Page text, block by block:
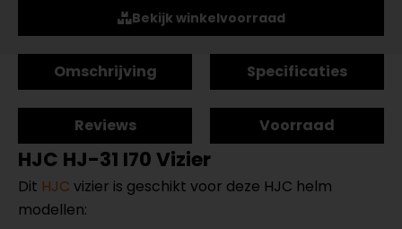
Bekijk winkelvoorraad
Omschrijving Specificaties
Reviews Voorraad
HJC HJ-31 I70 Vizier
Dit HJC vizier is geschikt voor deze HJC helm
modellen: